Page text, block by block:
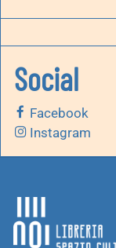
Social
Facebook
Instagram